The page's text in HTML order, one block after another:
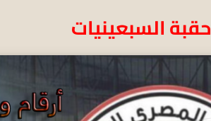
حقبة السبعينيات